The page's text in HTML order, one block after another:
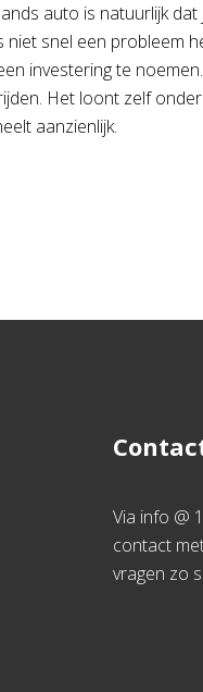
auto is natuurlijk dat
snel een probleem
investering te
Het loont zelf
aanzienlijk.
Via info @
contact
vragen zo